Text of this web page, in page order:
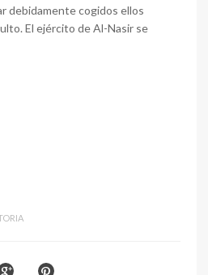
debidamente cogidos ellos
El ejército de Al-Nasir se